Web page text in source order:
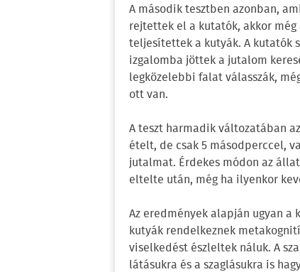
A második tesztben azonban,
rejtettek el a kutatók, akkor
teljesítettek a kutyák. A kutatók
izgalomba jöttek a jutalom
legközelebbi falat válasszák,
ott van.
A teszt harmadik változatában
ételt, de csak 5 másodperccel,
jutalmat. Érdekes módon az
eltelte után, még ha ilyenkor
Az eredmények alapján ugyan
kutyák rendelkeznek
viselkedést észleltek náluk. A
látásukra és a szaglásukra is